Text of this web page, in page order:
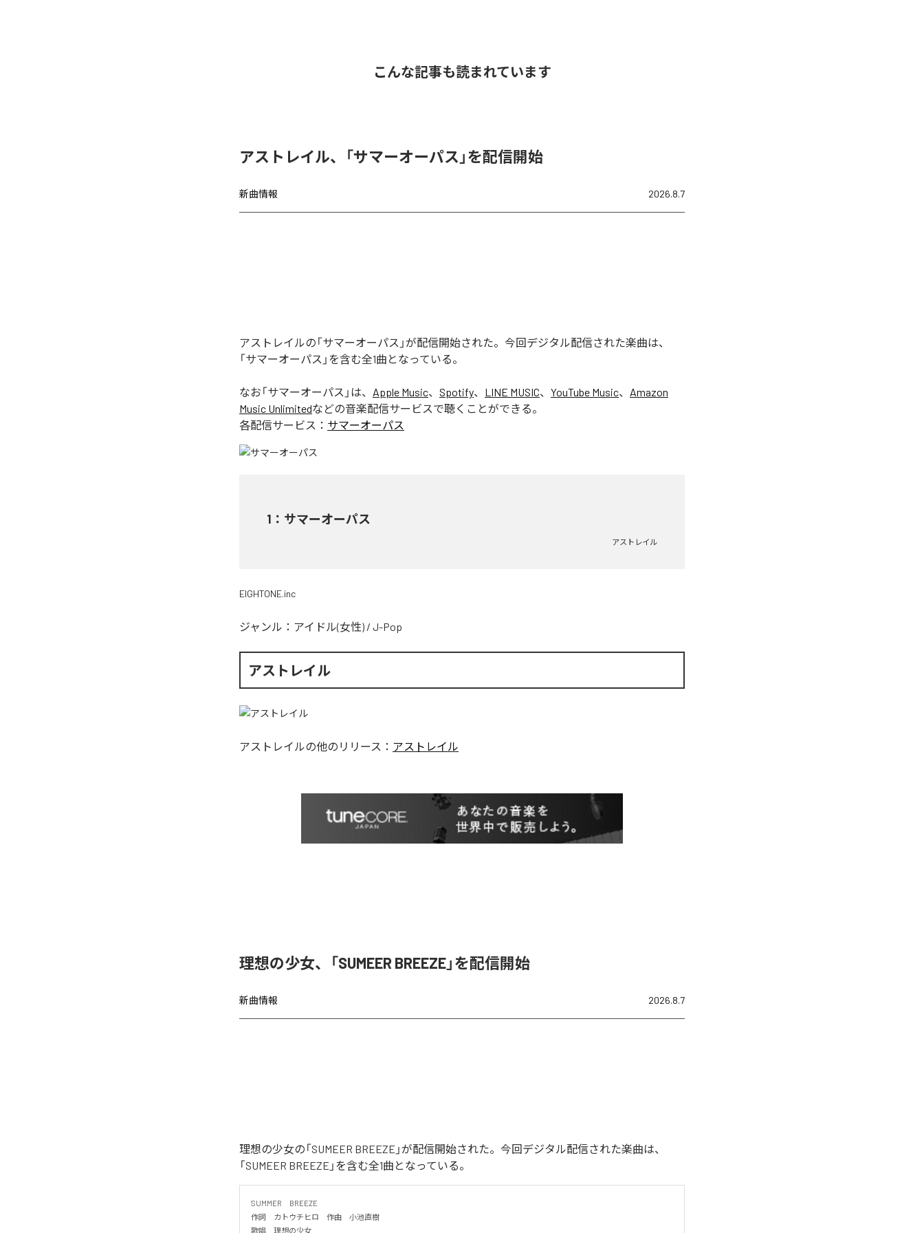
こんな記事も読まれています
アストレイル、「サマーオーパス」を配信開始
新曲情報 2026.8.7
アストレイルの「サマーオーパス」が配信開始された。今回デジタル配信された楽曲は、
「サマーオーパス」を含む全1曲となっている。
なお「サマーオーパス 」は、 Apple Music、 Spotify、 LINE MUSIC、 YouTube Music、 Amazon
Music Unlimitedなどの音楽配信サービスで聴くことができる。
各配信サービス： サマーオーパス
1 ： サマーオーパス
アストレイル
EIGHTONE.inc
ジャンル： アイドル(女性) / J-Pop
アストレイル
アストレイルの他のリリース： アストレイル
理想の少女、「SUMEER BREEZE」を配信開始
新曲情報 2026.8.7
理想の少女の「SUMEER BREEZE」が配信開始された。今回デジタル配信された楽曲は、
「SUMEER BREEZE」を含む全1曲となっている。
SUMMER　BREEZE
作詞　カトウチヒロ　作曲　小池直樹
歌唱　理想の少女